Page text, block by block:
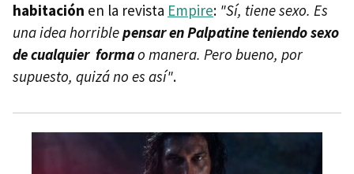
habitación en la revista Empire: "Sí, tiene sexo. Es
una idea horriblepensar en Palpatine teniendo sexo
de cualquier formao manera. Pero bueno, por
supuesto, quizá no es así".